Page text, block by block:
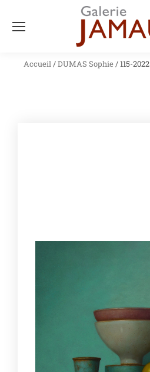
Accueil/DUMAS Sophie/ 115-2022